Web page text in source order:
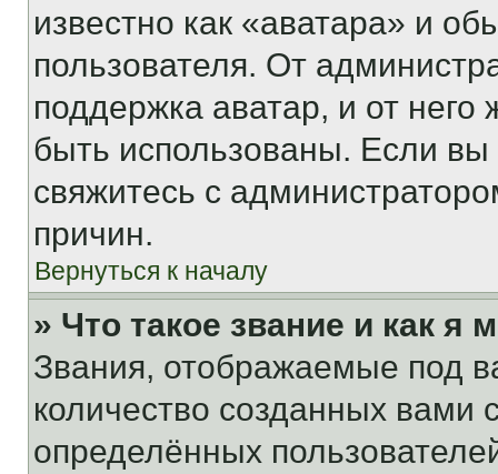
известно как «аватара» и
пользователя. От
поддержка аватар, и от него
быть использованы. Если
свяжитесь с
причин.
Вернуться к началу
» Что такое звание и как я
Звания, отображаемые под
количество созданных
определённых